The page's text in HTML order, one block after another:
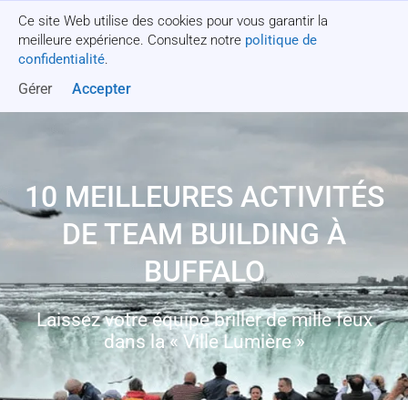
Ce site Web utilise des cookies pour vous garantir la
meilleure expérience. Consultez notre politique de
confidentialité.
Gérer Accepter
Obtenez un devis
10 MEILLEURES ACTIVITÉS
DE TEAM BUILDING À
BUFFALO
Laissez votre équipe briller de mille feux
dans la « Ville Lumière »